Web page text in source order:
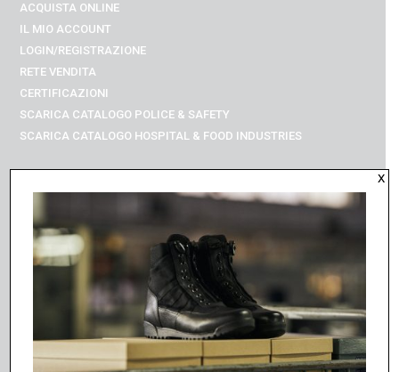
ACQUISTA ONLINE
IL MIO ACCOUNT
LOGIN/REGISTRAZIONE
RETE VENDITA
CERTIFICAZIONI
SCARICA CATALOGO POLICE & SAFETY
SCARICA CATALOGO HOSPITAL & FOOD INDUSTRIES
PRONTO INTERVENTO
SANITARIO
SAFETY
x